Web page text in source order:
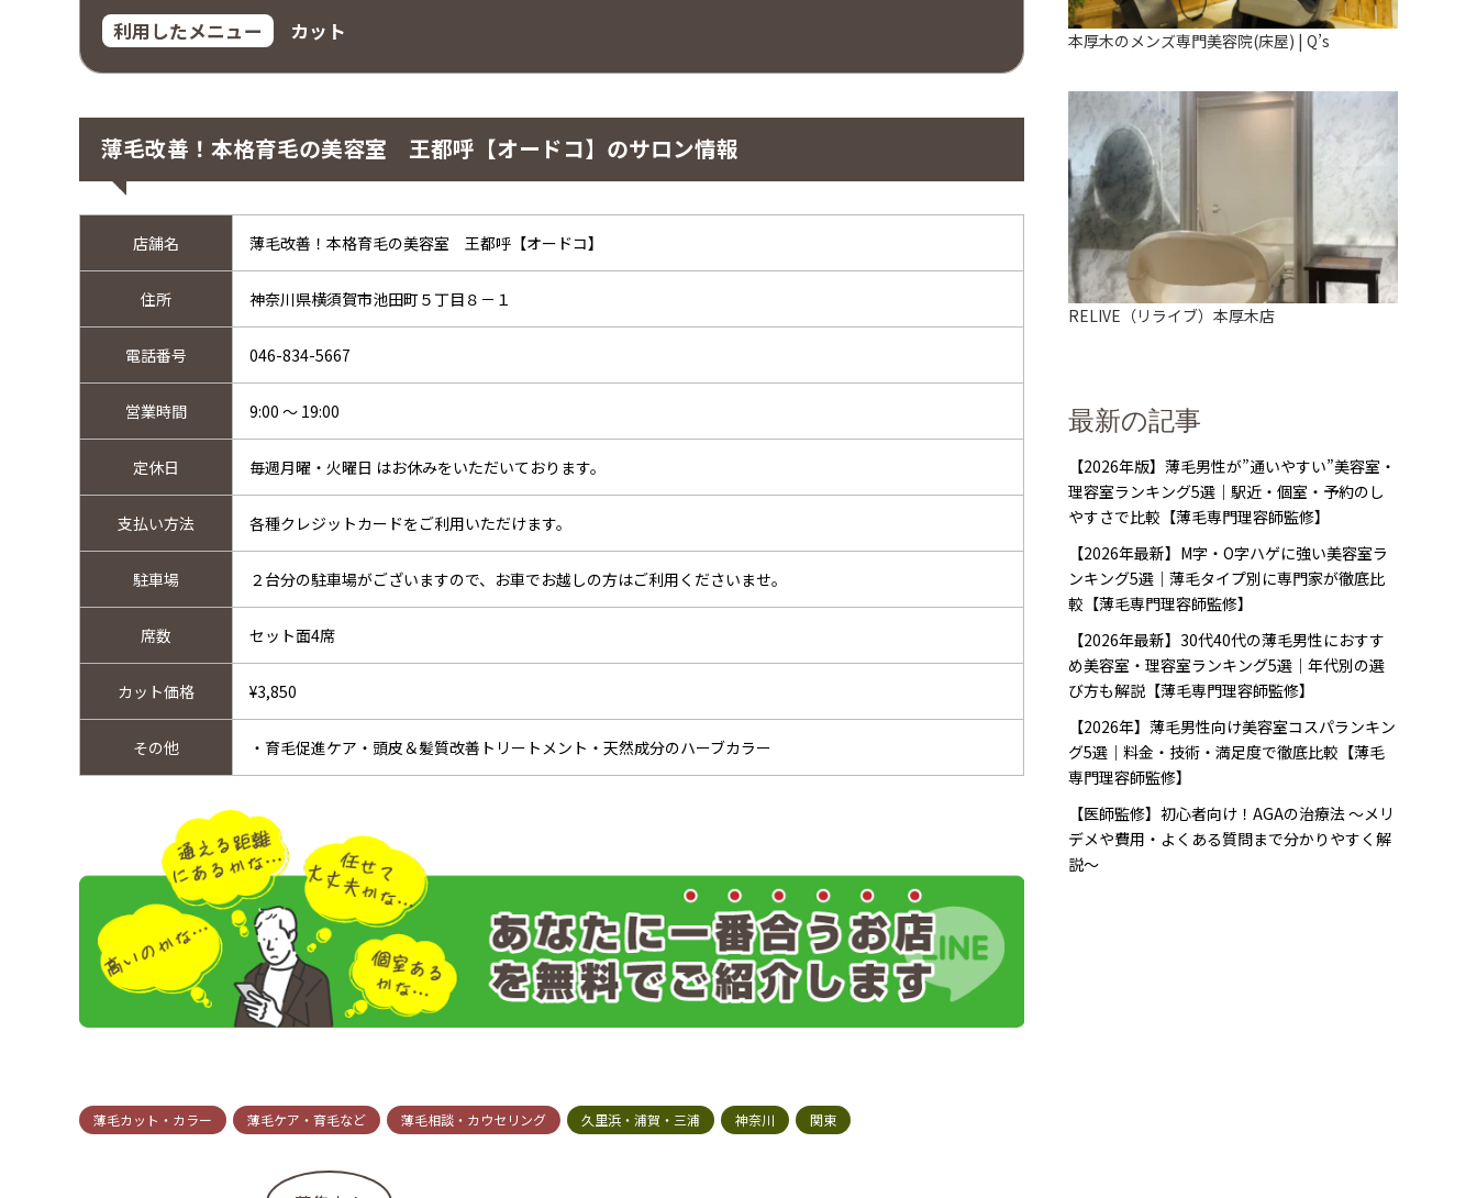
利用したメニュー カット
薄毛改善！本格育毛の美容室 王都呼【オードコ】のサロン情報
店舗名 薄毛改善！本格育毛の美容室 王都呼【オードコ】
住所 神奈川県横須賀市池田町５丁目８－１
電話番号 046-834-5667
営業時間 9:00 ～ 19:00
定休日 毎週月曜・火曜日 はお休みをいただいております。
支払い方法 各種クレジットカードをご利用いただけます。
駐車場 ２台分の駐車場がございますので、お車でお越しの方はご利用くださいませ。
席数 セット面4席
カット価格 ¥3,850
その他 ・育毛促進ケア・頭皮＆髪質改善トリートメント・天然成分のハーブカラー
薄毛カット・カラー 薄毛ケア・育毛など 薄毛相談・カウセリング 久里浜・浦賀・三浦 神奈川 関東
本厚木のメンズ専門美容院(床屋) | Q’s
RELIVE（リライブ）本厚木店
最新の記事
【2026年版】薄毛男性が”通いやすい”美容室・
理容室ランキング5選｜駅近・個室・予約のし
やすさで比較【薄毛専門理容師監修】
【2026年最新】M字・O字ハゲに強い美容室ラ
ンキング5選｜薄毛タイプ別に専門家が徹底比
較【薄毛専門理容師監修】
【2026年最新】30代40代の薄毛男性におすす
め美容室・理容室ランキング5選｜年代別の選
び方も解説【薄毛専門理容師監修】
【2026年】薄毛男性向け美容室コスパランキン
グ5選｜料金・技術・満足度で徹底比較【薄毛
専門理容師監修】
【医師監修】初心者向け！AGAの治療法 〜メリ
デメや費用・よくある質問まで分かりやすく解
説〜